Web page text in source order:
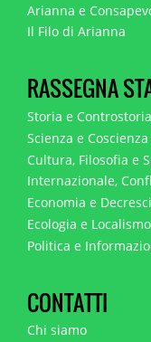
Arianna e
Il Filo di Arianna
RASSEGNA
Storia e Controstoria
Scienza e
Cultura, Filosofia e
Internazionale,
Economia e
Ecologia e Localismo
Politica e
CONTATTI
Chi siamo